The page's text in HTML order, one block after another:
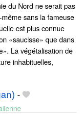
du Nord ne serait pas
sans la fameuse
est plus connue
«saucisse» que dans
La végétalisation de
inhabituelles,
-